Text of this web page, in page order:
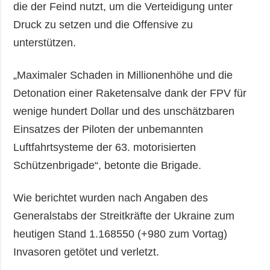
die der Feind nutzt, um die Verteidigung unter
Druck zu setzen und die Offensive zu
unterstützen.
„Maximaler Schaden in Millionenhöhe und die
Detonation einer Raketensalve dank der FPV für
wenige hundert Dollar und des unschätzbaren
Einsatzes der Piloten der unbemannten
Luftfahrtsysteme der 63. motorisierten
Schützenbrigade“, betonte die Brigade.
Wie berichtet wurden nach Angaben des
Generalstabs der Streitkräfte der Ukraine zum
heutigen Stand 1.168550 (+980 zum Vortag)
Invasoren getötet und verletzt.